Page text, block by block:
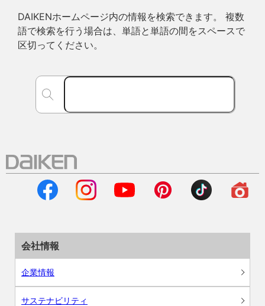
DAIKENホームページ内の情報を検索できます。 複数
語で検索を行う場合は、単語と単語の間をスペースで
区切ってください。
会社情報
企業情報
サステナビリティ